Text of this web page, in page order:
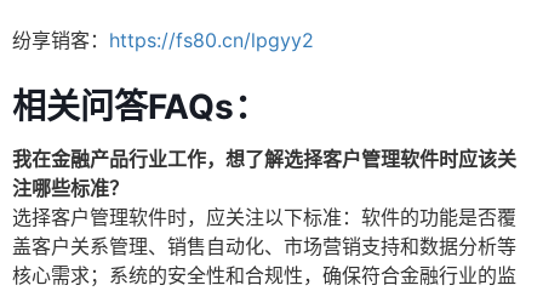
纷享销客： https://fs80.cn/lpgyy2
相关问答FAQs：
我在金融产品行业工作，想了解选择客户管理软件时应该关
注哪些标准？
选择客户管理软件时，应关注以下标准：软件的功能是否覆
盖客户关系管理、销售自动化、市场营销支持和数据分析等
核心需求；系统的安全性和合规性，确保符合金融行业的监